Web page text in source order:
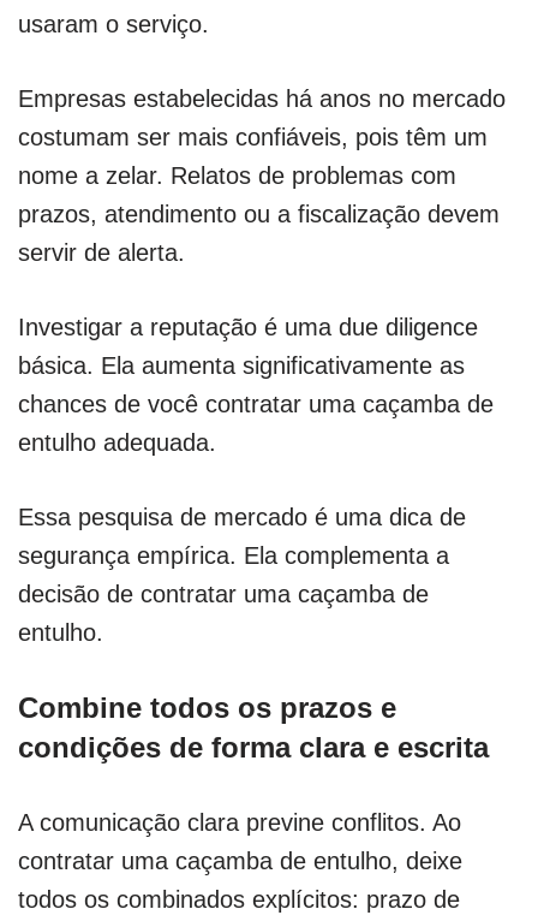
usaram o serviço.
Empresas estabelecidas há anos no mercado
costumam ser mais confiáveis, pois têm um
nome a zelar. Relatos de problemas com
prazos, atendimento ou a fiscalização devem
servir de alerta.
Investigar a reputação é uma due diligence
básica. Ela aumenta significativamente as
chances de você contratar uma caçamba de
entulho adequada.
Essa pesquisa de mercado é uma dica de
segurança empírica. Ela complementa a
decisão de contratar uma caçamba de
entulho.
Combine todos os prazos e
condições de forma clara e escrita
A comunicação clara previne conflitos. Ao
contratar uma caçamba de entulho, deixe
todos os combinados explícitos: prazo de